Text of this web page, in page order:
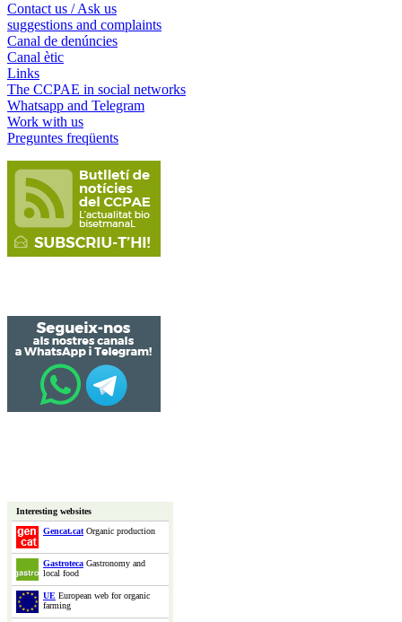
Contact us / Ask us
suggestions and complaints
Canal de denúncies
Canal ètic
Links
The CCPAE in social networks
Whatsapp and Telegram
Work with us
Preguntes freqüents
Interesting websites
Gencat.catOrganic production
Gastroteca Gastronomy and
local food
UE European web for organic
farming